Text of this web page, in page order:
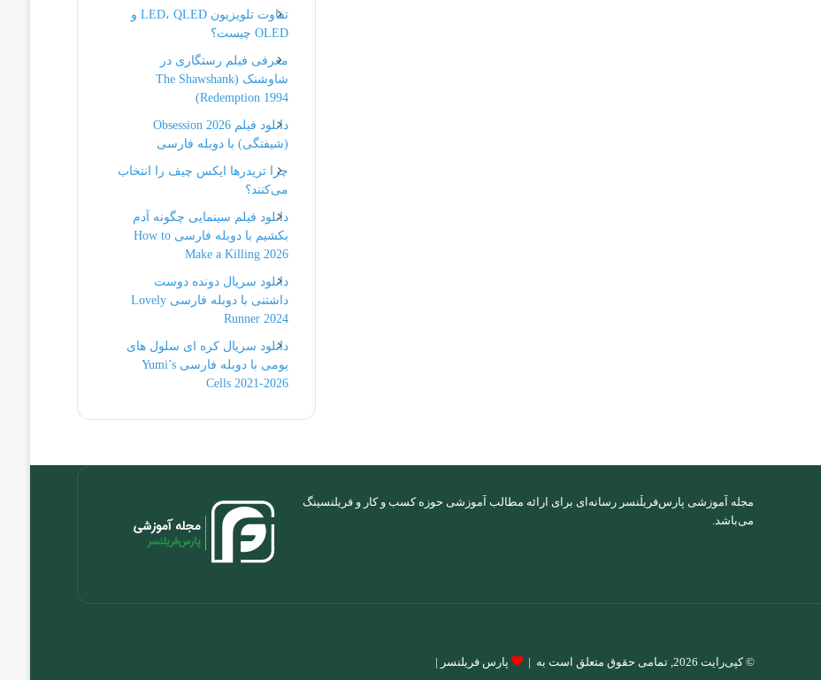
تفاوت تلویزیون LED، QLED و
OLED چیست؟
معرفی فیلم رستگاری در
شاوشنک (The Shawshank
Redemption 1994)
دانلود فیلم Obsession 2026
(شیفتگی) با دوبله فارسی
چرا تریدرها ایکس چیف را انتخاب
می‌کنند؟
دانلود فیلم سینمایی چگونه آدم
بکشیم با دوبله فارسی How to
Make a Killing 2026
دانلود سریال دونده دوست
داشتنی با دوبله فارسی Lovely
Runner 2024
دانلود سریال کره ای سلول های
یومی با دوبله فارسی Yumi’s
Cells 2021-2026
مجله آموزشی پارس‌فریلَنسر رسانه‌ای برای ارائه مطالب آموزشی حوزه کسب و کار و فریلنسینگ
می‌باشد.
© کپی‌رایت 2026, تمامی حقوق متعلق است به | پارس فریلنسر |